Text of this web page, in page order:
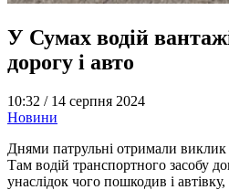
У Сумах водій
дорогу і авто
10:32 / 14 серпня 2024
Новини
Днями патрульні отримали
Там водій транспортного засобу
унаслідок чого пошкодив і